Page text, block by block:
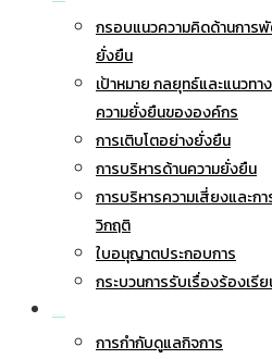
กรอบแนวความคิดด้านการ
ยั่งยืน
เป้าหมาย กลยุทธ์และแนวท
ความยั่งยืนขององค์กร
การเติบโตอย่างยั่งยืน
การบริหารด้านความยั่งยืน
การบริหารความเสี่ยงและก
วิกฤติ
ใบอนุญาตประกอบการ
กระบวนการรับเรื่องร้องเรี
การกำกับดูแลกิจการ